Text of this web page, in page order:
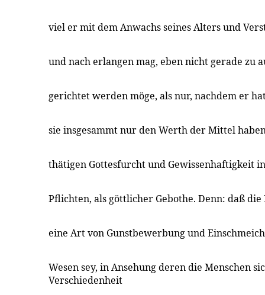
viel er mit dem Anwachs seines Alters und
und nach erlangen mag, eben nicht gerade zu
gerichtet werden möge, als nur, nachdem er
sie insgesammt nur den Werth der Mittel
thätigen Gottesfurcht und Gewissenhaftigkeit
Pflichten, als göttlicher Gebothe. Denn: daß die
eine Art von Gunstbewerbung und
Wesen sey, in Ansehung deren die Menschen
Verschiedenheit